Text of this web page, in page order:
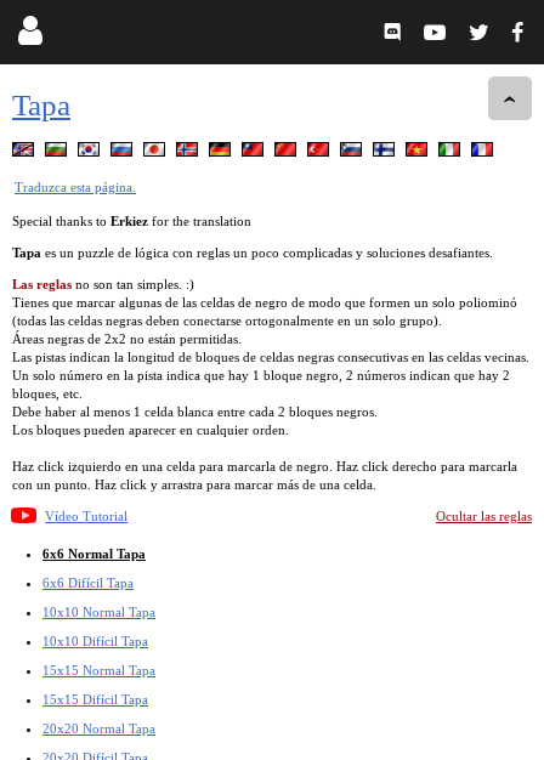
Tapa
Traduzca esta página.
Special thanks to Erkiez for the translation
Tapa es un puzzle de lógica con reglas un poco complicadas y soluciones desafiantes.
Las reglas no son tan simples. :)
Tienes que marcar algunas de las celdas de negro de modo que formen un solo poliominó
(todas las celdas negras deben conectarse ortogonalmente en un solo grupo).
Áreas negras de 2x2 no están permitidas.
Las pistas indican la longitud de bloques de celdas negras consecutivas en las celdas vecinas.
Un solo número en la pista indica que hay 1 bloque negro, 2 números indican que hay 2
bloques, etc.
Debe haber al menos 1 celda blanca entre cada 2 bloques negros.
Los bloques pueden aparecer en cualquier orden.
Haz click izquierdo en una celda para marcarla de negro. Haz click derecho para marcarla
con un punto. Haz click y arrastra para marcar más de una celda.
Vídeo Tutorial Ocultar las reglas
6x6 Normal Tapa
6x6 Difícil Tapa
10x10 Normal Tapa
10x10 Difícil Tapa
15x15 Normal Tapa
15x15 Difícil Tapa
20x20 Normal Tapa